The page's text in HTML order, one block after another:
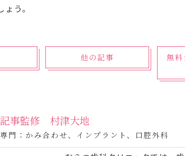
う。
他の記事
無
記事監修 村津大地
専門：かみ合わせ、インプラント、口腔外科